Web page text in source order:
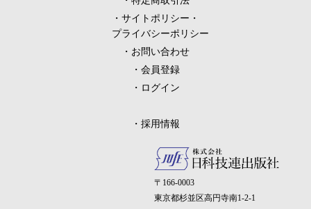
サイトポリシー・
プライバシーポリシー
お問い合わせ
会員登録
ログイン
採用情報
〒166-0003
東京都杉並区高円寺南1-2-1